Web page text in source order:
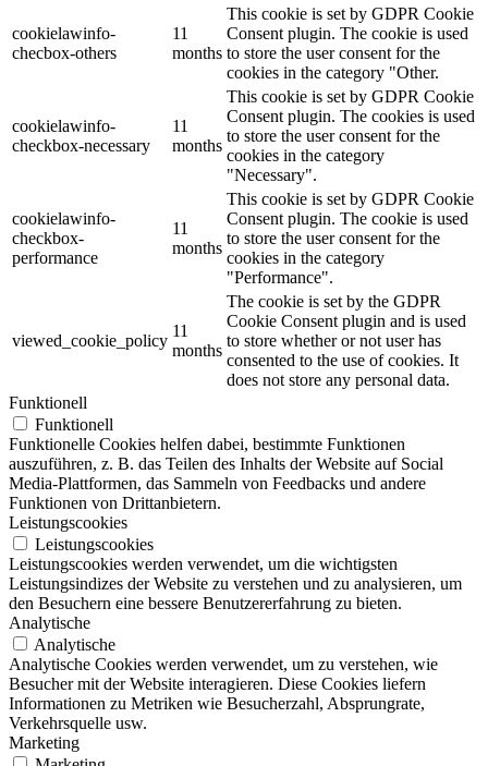
cookielawinfo-
checbox-others
11
months
This cookie is set by GDPR Cookie
Consent plugin. The cookie is used
to store the user consent for the
cookies in the category "Other.
cookielawinfo-
checkbox-necessary
11
months
This cookie is set by GDPR Cookie
Consent plugin. The cookies is used
to store the user consent for the
cookies in the category
"Necessary".
cookielawinfo-
checkbox-
performance
11
months
This cookie is set by GDPR Cookie
Consent plugin. The cookie is used
to store the user consent for the
cookies in the category
"Performance".
viewed_cookie_policy
11
months
The cookie is set by the GDPR
Cookie Consent plugin and is used
to store whether or not user has
consented to the use of cookies. It
does not store any personal data.
Funktionell
Funktionell
Funktionelle Cookies helfen dabei, bestimmte Funktionen
auszuführen, z. B. das Teilen des Inhalts der Website auf Social
Media-Plattformen, das Sammeln von Feedbacks und andere
Funktionen von Drittanbietern.
Leistungscookies
Leistungscookies
Leistungscookies werden verwendet, um die wichtigsten
Leistungsindizes der Website zu verstehen und zu analysieren, um
den Besuchern eine bessere Benutzererfahrung zu bieten.
Analytische
Analytische
Analytische Cookies werden verwendet, um zu verstehen, wie
Besucher mit der Website interagieren. Diese Cookies liefern
Informationen zu Metriken wie Besucherzahl, Absprungrate,
Verkehrsquelle usw.
Marketing